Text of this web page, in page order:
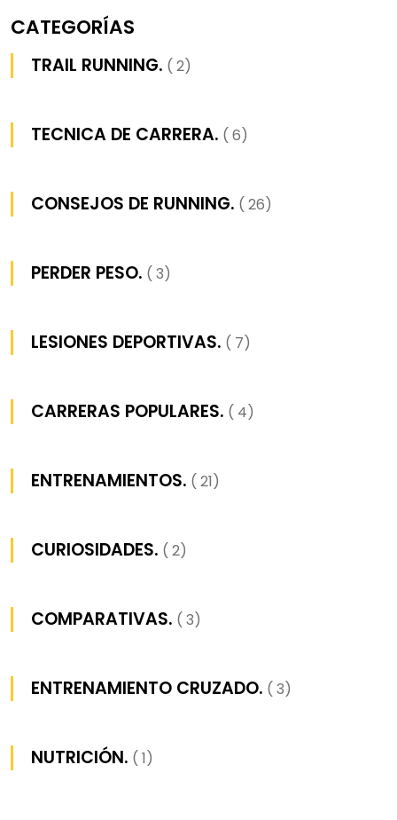
CATEGORÍAS
TRAIL RUNNING. ( 2)
TECNICA DE CARRERA. ( 6)
CONSEJOS DE RUNNING. ( 26)
PERDER PESO. ( 3)
LESIONES DEPORTIVAS. ( 7)
CARRERAS POPULARES. ( 4)
ENTRENAMIENTOS. ( 21)
CURIOSIDADES. ( 2)
COMPARATIVAS. ( 3)
ENTRENAMIENTO CRUZADO. ( 3)
NUTRICIÓN. ( 1)